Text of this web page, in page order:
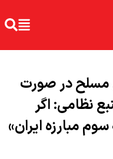
مسلح در صورت
نظامی: اگر
مبارزه ایران»